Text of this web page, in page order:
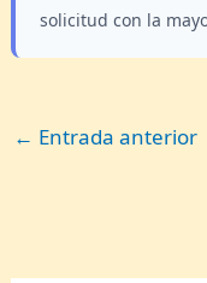
solicitud con la
← Entrada anterior